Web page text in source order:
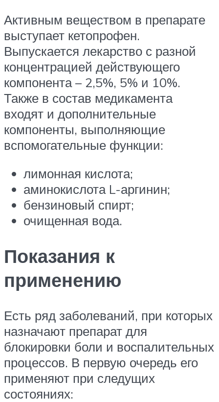
Активным веществом в препарате
выступает кетопрофен.
Выпускается лекарство с разной
концентрацией действующего
компонента – 2,5%, 5% и 10%.
Также в состав медикамента
входят и дополнительные
компоненты, выполняющие
вспомогательные функции:
лимонная кислота;
аминокислота L-аргинин;
бензиновый спирт;
очищенная вода.
Показания к
применению
Есть ряд заболеваний, при которых
назначают препарат для
блокировки боли и воспалительных
процессов. В первую очередь его
применяют при следущих
состояниях: